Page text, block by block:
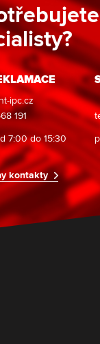
ipc.cz
191
7:00 do 15:30
kontakty